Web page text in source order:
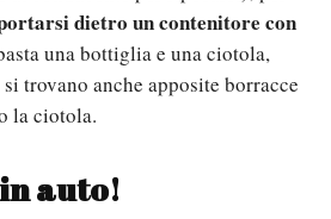
dietro un contenitore con
una bottiglia e una ciotola,
trovano anche apposite borracce
la ciotola.
auto!